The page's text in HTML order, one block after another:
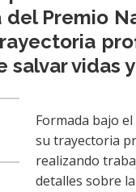
del Premio
vidas
Formada bajo
su trayectoria
realizando
detalles sobre